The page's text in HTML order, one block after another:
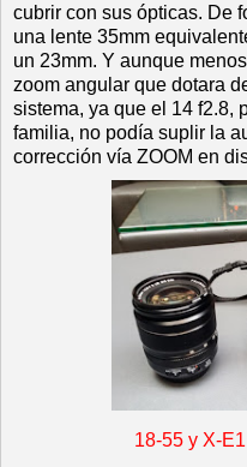
cubrir con sus ópticas. De
una lente 35mm
un 23mm. Y aunque
zoom angular que dotara
sistema, ya que el 14 f2.8,
familia, no podía suplir la
corrección vía ZOOM en
18-55 y X-